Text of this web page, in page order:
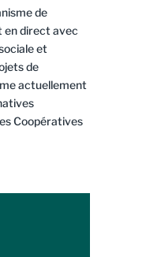
de
direct avec
et
de
actuellement
Coopératives